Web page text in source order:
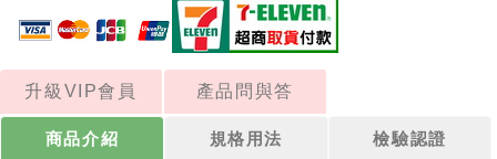
升級VIP會員 產品問與答
商品介紹 規格用法 檢驗認證